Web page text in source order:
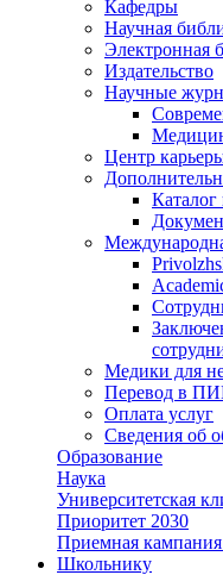
Кафедры
Научная
Электронная
Издательство
Научные
Центр
Медики для
Перевод в
Оплата услуг
Сведения об
Образование
Наука
Университетская
Приоритет 2030
Приемная
Школьнику